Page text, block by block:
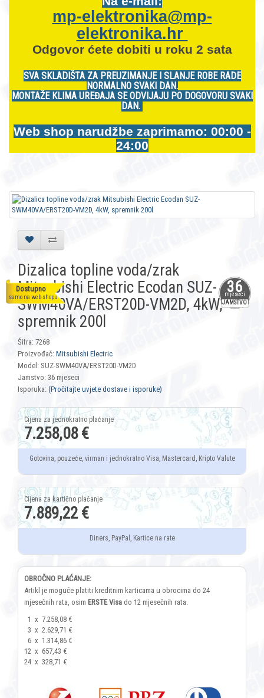
mp-elektronika@mp-
elektronika.hr
Odgovor ćete dobiti u roku 2 sata
SVA SKLADIŠTA ZA PREUZIMANJE I SLANJE ROBE RADE
NORMALNO SVAKI DAN.
MONTAŽE KLIMA UREĐAJA SE ODVIJAJU PO DOGOVORU SVAKI
DAN.
Web shop narudžbe zaprimamo: 00:00 -
24:00
36
mjeseci
JAMSTVO
Dostupno
samo na web-shopu
Dizalica topline voda/zrak
Mitsubishi Electric Ecodan SUZ-
SWM40VA/ERST20D-VM2D, 4kW,
spremnik 200l
Šifra: 7268
Proizvođač: Mitsubishi Electric
Model: SUZ-SWM40VA/ERST20D-VM2D
Jamstvo: 36 mjeseci
Isporuka: (Pročitajte uvjete dostave i isporuke)
7.258,08 €
Gotovina, pouzeće, virman i jednokratno Visa, Mastercard, Kripto Valute
7.889,22 €
Diners, PayPal, Kartice na rate
OBROČNO PLAĆANJE:
Artikl je moguće platiti kreditnim karticama u obrocima do 24
mjesečnih rata, osim ERSTE Visa do 12 mjesečnih rata.
1 x 7.258,08 €
3 x 2.629,71 €
6 x 1.314,86 €
12 x 657,43 €
24 x 328,71 €